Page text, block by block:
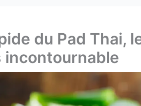
du Pad Thai,
incontournable